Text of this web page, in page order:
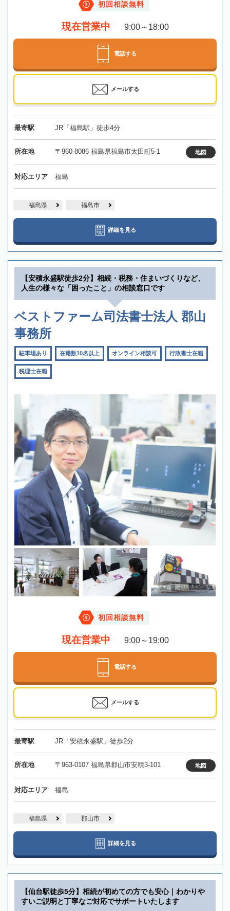
初回相談無料
現在営業中 9:00～18:00
電話する
メールする
最寄駅 JR「福島駅」徒歩4分
所在地 〒960-8086 福島県福島市太田町5-1 地図
対応エリア 福島
福島県 福島市
詳細を見る
【安積永盛駅徒歩2分】相続・税務・住まいづくりなど、
人生の様々な「困ったこと」の相談窓口です
ベストファーム司法書士法人 郡山
事務所
駐車場あり 在籍数10名以上 オンライン相談可 行政書士在籍
税理士在籍
初回相談無料
現在営業中 9:00～19:00
電話する
メールする
最寄駅 JR「安積永盛駅」徒歩2分
所在地 〒963-0107 福島県郡山市安積3-101 地図
対応エリア 福島
福島県 郡山市
詳細を見る
【仙台駅徒歩5分】相続が初めての方でも安心｜わかりや
すいご説明と丁寧なご対応でサポートいたします